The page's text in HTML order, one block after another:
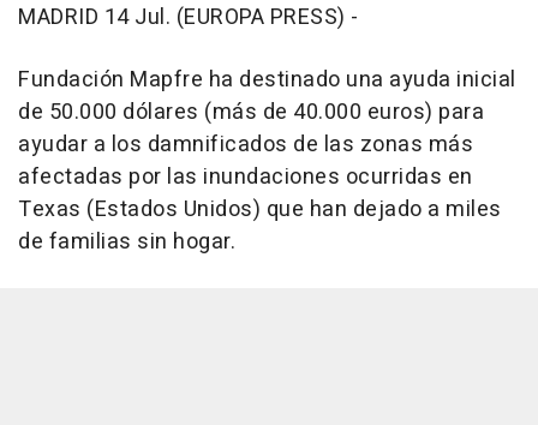
MADRID 14 Jul. (EUROPA PRESS) -
Fundación Mapfre ha destinado una ayuda inicial
de 50.000 dólares (más de 40.000 euros) para
ayudar a los damnificados de las zonas más
afectadas por las inundaciones ocurridas en
Texas (Estados Unidos) que han dejado a miles
de familias sin hogar.